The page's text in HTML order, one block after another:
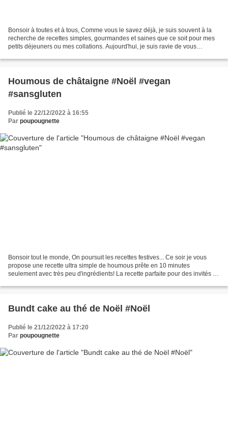
Bonsoir à toutes et à tous, Comme vous le savez déjà, je suis souvent à la
recherche de recettes simples, gourmandes et saines que ce soit pour mes
petits déjeuners ou mes collations. Aujourd'hui, je suis ravie de vous
Houmous de châtaigne #Noël #vegan
#sansgluten
Publié le 22/12/2022 à 16:55
Par poupougnette
Bonsoir tout le monde, On poursuit les recettes festives... Ce soir je vous
propose une recette ultra simple de houmous prête en 10 minutes
seulement avec très peu d'ingrédients! La recette parfaite pour des invités de
Bundt cake au thé de Noël #Noël
Publié le 21/12/2022 à 17:20
Par poupougnette